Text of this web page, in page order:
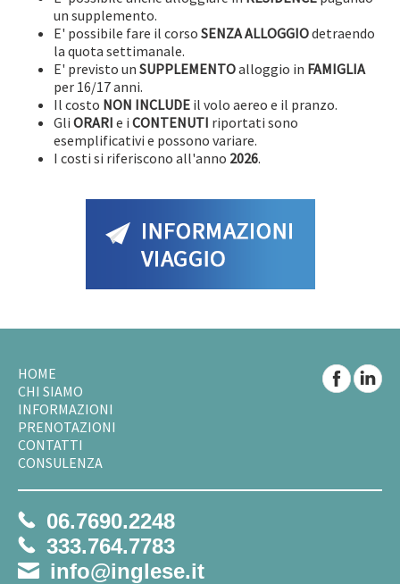
un supplemento.
E' possibile fare il corso SENZA ALLOGGIOdetraendo
la quota settimanale.
E' previsto un SUPPLEMENTOalloggio in FAMIGLIA
per 16/17 anni.
Il costo NON INCLUDE il volo aereo e il pranzo.
Gli ORARI e i CONTENUTI riportati sono
esemplificativi e possono variare.
I costi si riferiscono all'anno 2026.
HOME
CHI SIAMO
INFORMAZIONI
PRENOTAZIONI
CONTATTI
CONSULENZA
06.7690.2248
333.764.7783
info@inglese.it